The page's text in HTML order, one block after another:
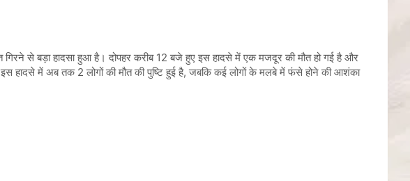
गिरने से बड़ा हादसा हुआ है। दोपहर करीब 12 बजे हुए इस हादसे में एक मजदूर की मौत हो गई है और
में अब तक 2 लोगों की मौत की पुष्टि हुई है, जबकि कई लोगों के मलबे में फंसे होने की आशंका